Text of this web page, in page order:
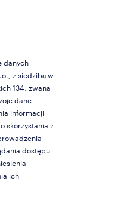
danych
z siedzibą w
134, zwana
dane
informacji
skorzystania z
dostępu
ich